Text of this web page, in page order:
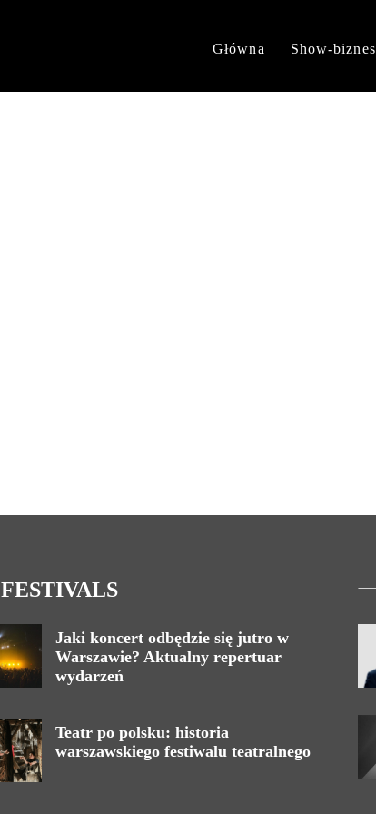
Główna Show-biznes
FESTIVALS
Jaki koncert odbędzie się jutro w
Warszawie? Aktualny repertuar
wydarzeń
Teatr po polsku: historia
warszawskiego festiwalu teatralnego